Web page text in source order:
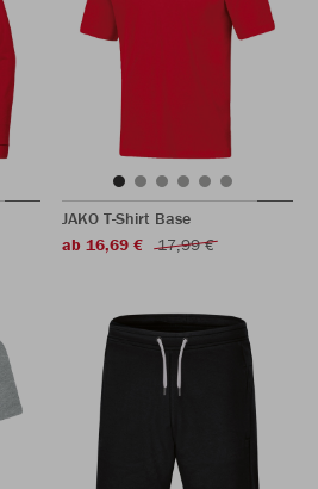
JAKO T-Shirt Base
ab 16,69 €
17,99 €